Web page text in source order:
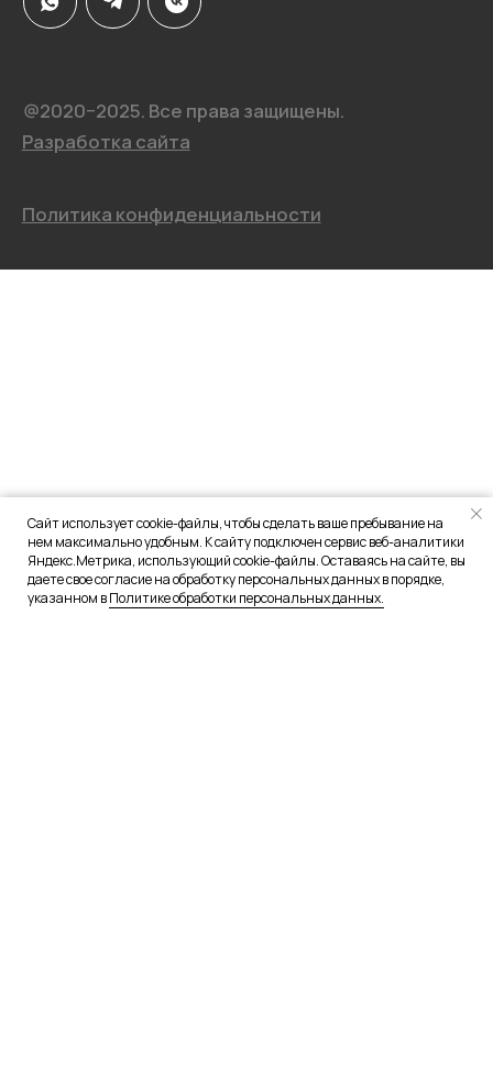
Сайт использует cookie-файлы, чтобы сделать ваше пребывание на
нем максимально удобным. К сайту подключен сервис веб-аналитики
Яндекс.Метрика, использующий cookie-файлы. Оставаясь на сайте, вы
даете свое согласие на обработку персональных данных в порядке,
указанном вПолитике обработки персональных данных.